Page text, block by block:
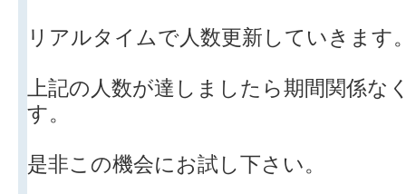
リアルタイムで人数更新していきます
上記の人数が達しましたら期間関係な
す。
是非この機会にお試し下さい。